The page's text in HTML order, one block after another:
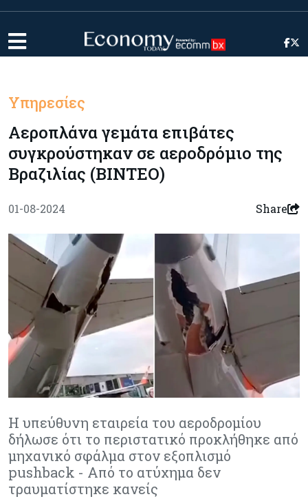
Υπηρεσίες
Αεροπλάνα γεμάτα επιβάτες
συγκρούστηκαν σε αεροδρόμιο της
Βραζιλίας (ΒΙΝΤΕΟ)
01-08-2024 Share
Η υπεύθυνη εταιρεία του αεροδρομίου
δήλωσε ότι το περιστατικό προκλήθηκε από
μηχανικό σφάλμα στον εξοπλισμό
pushback - Από το ατύχημα δεν
τραυματίστηκε κανείς